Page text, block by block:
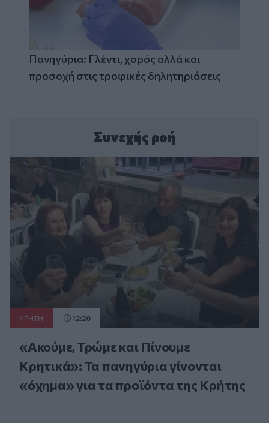
Πανηγύρια: Γλέντι, χορός αλλά και
προσοχή στις τροφικές δηλητηριάσεις
Συνεχής ροή
ΚΡΗΤΗ 12:20
«Ακούμε, Τρώμε και Πίνουμε
Κρητικά»: Τα πανηγύρια γίνονται
«όχημα» για τα προϊόντα της Κρήτης